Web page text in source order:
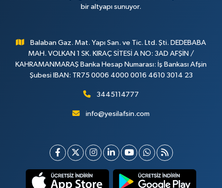
bir altyapı sunuyor.
Balaban Gaz. Mat. Yapı San. ve Tic. Ltd. Şti. DEDEBABA
MAH. VOLKAN 1 SK. KIRAÇ SİTESİ A NO: 3AD AFŞİN /
KAHRAMANMARAŞ Banka Hesap Numarası: İş Bankası Afşin
Şubesi IBAN: TR75 0006 4000 0016 4610 3014 23
3445114777
info@yesilafsin.com